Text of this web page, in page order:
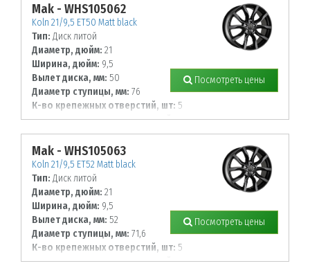
Mak - WHS105062
Koln 21/9,5 ET50 Matt black
Тип: Диск литой
Диаметр, дюйм: 21
Ширина, дюйм: 9,5
Вылет диска, мм: 50
Диаметр ступицы, мм: 76
К-во крепежных отверстий, шт: 5
Диаметр располож. отверстий, мм:
114,3
Посмотреть цены
Mak - WHS105063
Koln 21/9,5 ET52 Matt black
Тип: Диск литой
Диаметр, дюйм: 21
Ширина, дюйм: 9,5
Вылет диска, мм: 52
Диаметр ступицы, мм: 71,6
К-во крепежных отверстий, шт: 5
Диаметр располож. отверстий, мм:
Посмотреть цены